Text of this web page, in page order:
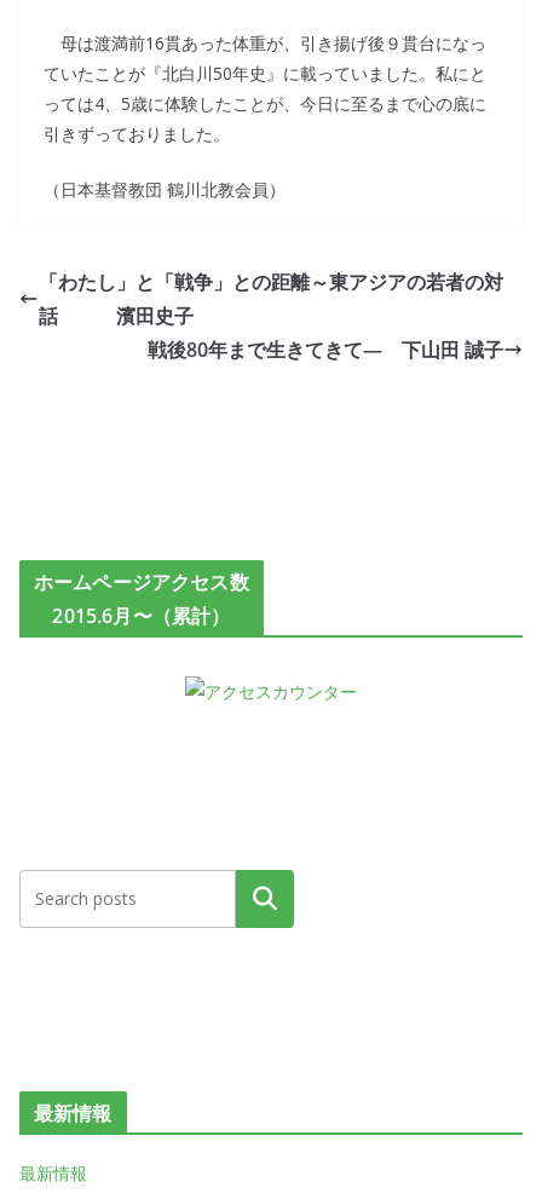
母は渡満前16貫あった体重が、引き揚げ後９貫台になっ
ていたことが『北白川50年史』に載っていました。私にと
っては4、5歳に体験したことが、今日に至るまで心の底に
引きずっておりました。
（日本基督教団 鶴川北教会員）
「わたし」と「戦争」との距離～東アジアの若者の対
話 濱田史子
戦後80年まで生きてきて― 下山田 誠子
ホームページアクセス数
2015.6月〜（累計）
検索
最新情報
最新情報